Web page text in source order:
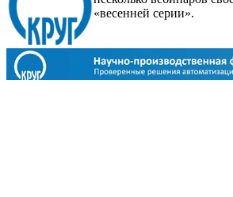
«весенней серии».